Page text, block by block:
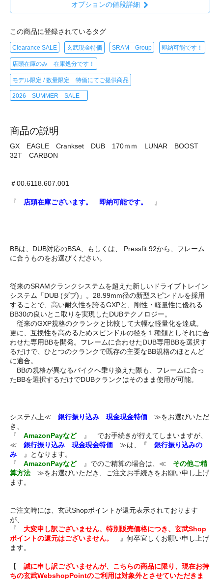
オプションの値段詳細
この商品に登録されているタグ
Clearance SALE 玄武現金特価 SRAM Group 即納可能です！
店頭在庫のみ 在庫処分です！
モデル限定 / 数量限定 特価にてご提供商品
2026 SUMMER SALE
商品の説明
GX EAGLE Crankset DUB 170ｍｍ LUNAR BOOST
32T CARBON
＃00.6118.607.001
『 店頭在庫ございます。 即納可能です。 』
BBは、DUB対応のBSA、もしくは、 Pressfit 92から、フレーム
に合うものをお選びください。
従来のSRAMクランクシステムを超えた新しいドライブトレイン
システム「DUB (ダブ)」。28.99mm径の新型スピンドルを採用
することで、高い耐久性を誇るGXPと、剛性・軽量性に優れる
BB30の良いとこ取りを実現したDUBテクノロジー。
従来のGXP規格のクランクと比較して大幅な軽量化を達成。
更に、互換性を高めるためスピンドルの径を１種類としそれに合
わせた専用BBを開発。フレームに合わせたDUB専用BBを選択す
るだけで、ひとつのクランクで既存の主要なBB規格のほとんど
に適合。
BBの規格が異なるバイクへ乗り換えた際も、フレームに合っ
たBBを選択するだけでDUBクランクはそのまま使用が可能。
システム上≪ 銀行振り込み 現金現金特価 ≫をお選びいただ
き、
『 AmazonPayなど』 でお手続きが行えてしまいますが、
≪ 銀行振り込み 現金現金特価 ≫は、『 銀行振り込みの
み 』となります。
『 AmazonPayなど』でのご精算の場合は、≪ その他ご精
算方法 ≫をお選びいただき、ご注文お手続きをお願い申し上げ
ます。
ご注文時には、玄武Shopポイントが還元表示されております
が、
『 大変申し訳ございません、特別販売価格につき、玄武Shop
ポイントの還元はございません。
』何卒宜しくお願い申し上げ
ます。
【 誠に申し訳ございませんが、こちらの商品に限り、現在お持
ちの玄武WebshopPointのご利用は対象外とさせていただきま